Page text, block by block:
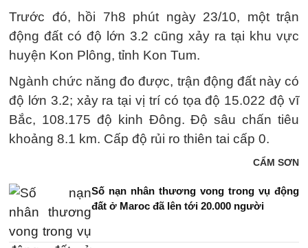
Trước đó, hồi 7h8 phút ngày 23/10, một trận
động đất có độ lớn 3.2 cũng xảy ra tại khu vực
huyện Kon Plông, tỉnh Kon Tum.
Ngành chức năng đo được, trận động đất này có
độ lớn 3.2; xảy ra tại vị trí có tọa độ 15.022 độ vĩ
Bắc, 108.175 độ kinh Đông. Độ sâu chấn tiêu
khoảng 8.1 km. Cấp độ rủi ro thiên tai cấp 0.
CẨM SƠN
Số nạn nhân thương vong trong vụ động
đất ở Maroc đã lên tới 20.000 người